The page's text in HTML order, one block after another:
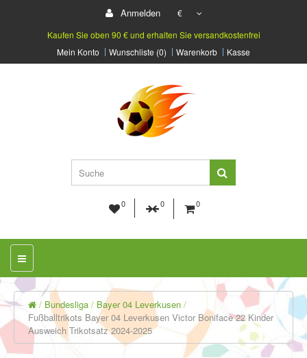
Anmelden
€
Kaufen Sie oben 90 € und erhalten Sie versandkostenfrei
Mein Konto
Wunschliste (0) Warenkorb Kasse
0 0 0
Bundesliga
Bayer 04 Leverkusen
Fußballtrikots Bayer 04 Leverkusen Victor Boniface 22 Kinder
Ausweich Trikotsatz 2024-2025